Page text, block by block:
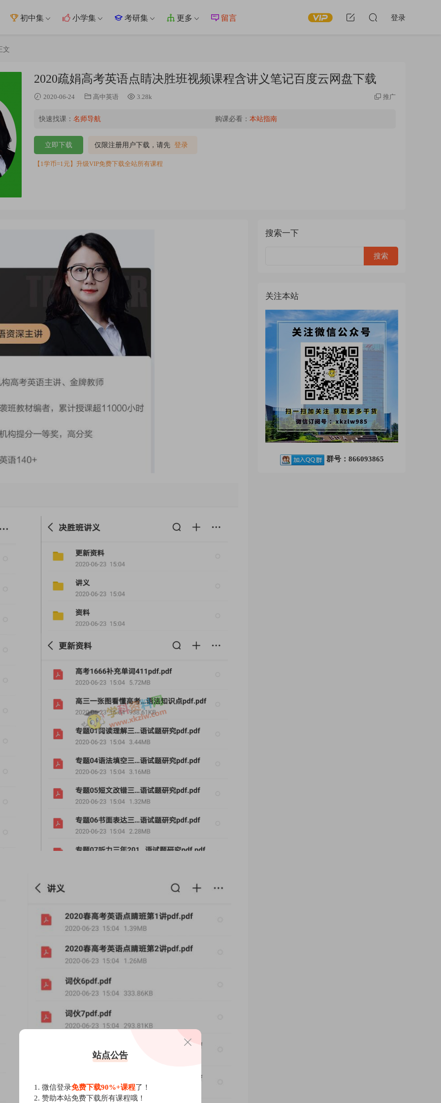
初中集 小学集 考研集 更多 留言 登录
文
2020疏娟高考英语点睛决胜班视频课程含讲义笔记百度云网盘下载
2020-06-24 高中英语 3.28k 推广
快速找课： 名师导航 购课必看： 本站指南
仅限注册用户下载，请先 登录
立即下载
【1学币=1元】升级VIP免费下载全站所有课程
搜索一下
关注本站
群号：866093865
站点公告
1. 微信登录免费下载90%+课程了！
2. 赞助本站免费下载所有课程哦！